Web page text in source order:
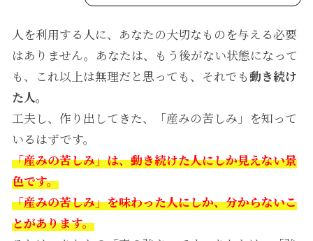
人を利用する人に、あなたの大切なものを与える必要
はありません。あなたは、もう後がない状態になって
も、これ以上は無理だと思っても、それでも動き続け
た人。
工夫し、作り出してきた、「産みの苦しみ」を知って
いるはずです。
「産みの苦しみ」は、動き続けた人にしか見えない景
色です。
「産みの苦しみ」を味わった人にしか、分からないこ
とがあります。